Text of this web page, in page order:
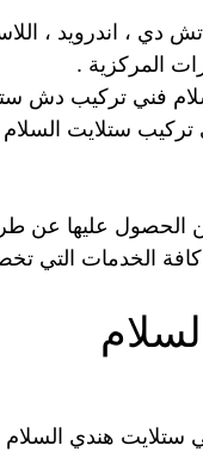
دي ، اندرويد ،
المركزية .
فني تركيب دش
ستلايت
الحصول عليها عن
هندي السلام